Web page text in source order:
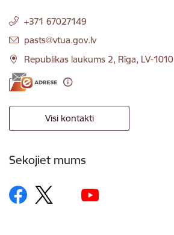
+371 67027149
E-pasts:
pasts@vtua.gov.lv
Republikas laukums 2, Rīga, LV-1010
Visi kontakti
Sekojiet mums